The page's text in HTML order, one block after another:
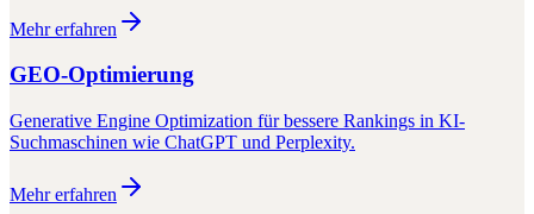
Mehr erfahren
GEO-Optimierung
Generative Engine Optimization für bessere Rankings in KI-
Suchmaschinen wie ChatGPT und Perplexity.
Mehr erfahren